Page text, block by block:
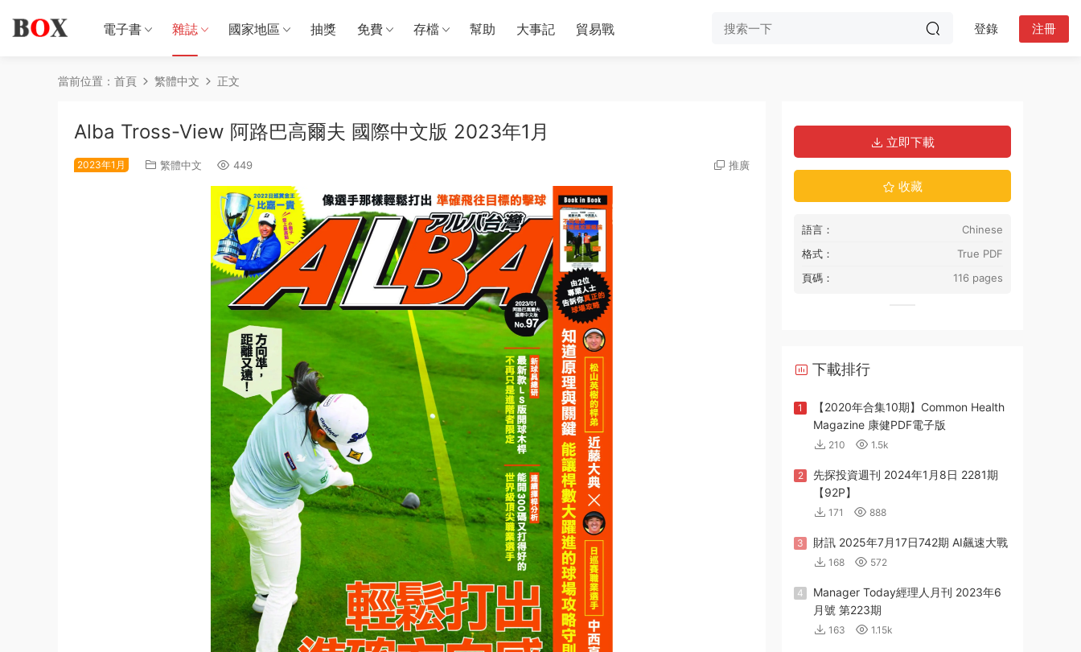
電子書 雜誌 國家地區 抽獎 免費 存檔 幫助 大事記 貿易戰 登錄 注冊
當前位置： 首頁 繁體中文 正文
Alba Tross-View 阿路巴高爾夫 國際中文版 2023年1月
2023年1月 繁體中文 449 推廣
立即下載
收藏
語言：
Chinese
格式：
True PDF
頁碼：
116 pages
下載排行
1
【2020年合集10期】Common Health
Magazine 康健PDF電子版
210 1.5k
2
先探投資週刊 2024年1月8日 2281期
【92P】
171 888
3 財訊 2025年7月17日742期 AI飆速大戰
168 572
4
Manager Today經理人月刊 2023年6
月號 第223期
163 1.15k